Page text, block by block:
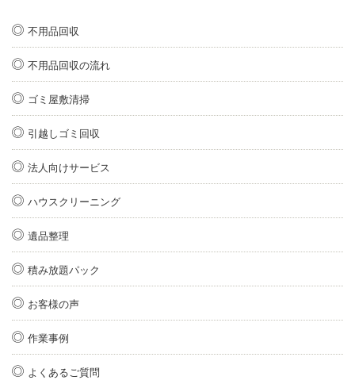
不用品回収
不用品回収の流れ
ゴミ屋敷清掃
引越しゴミ回収
法人向けサービス
ハウスクリーニング
遺品整理
積み放題パック
お客様の声
作業事例
よくあるご質問